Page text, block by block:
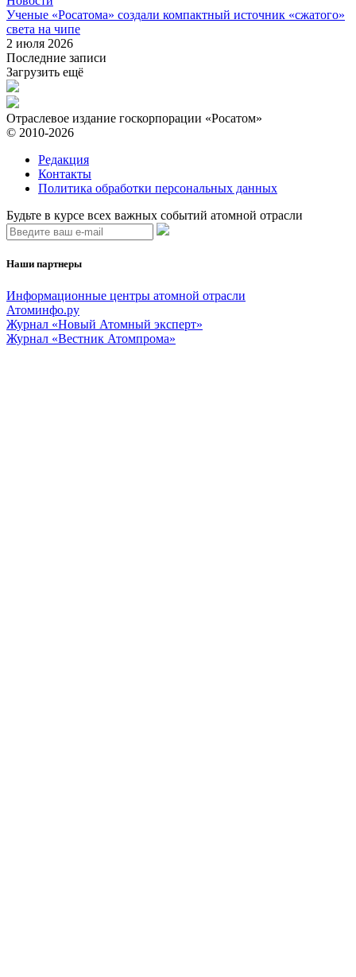
Ученые «Росатома» создали компактный источник «сжатого»
света на чипе
2 июля 2026
Последние записи
Загрузить ещё
Отраслевое издание госкорпорации «Росатом»
© 2010-2026
Редакция
Контакты
Политика обработки персональных данных
Будьте в курсе всех важных событий атомной отрасли
Наши партнеры
Информационные центры атомной отрасли
Атоминфо.ру
Журнал «Новый Атомный эксперт»
Журнал «Вестник Атомпрома»